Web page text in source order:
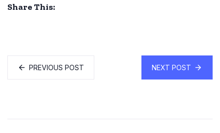
Share This:
PREVIOUS POST NEXT POST